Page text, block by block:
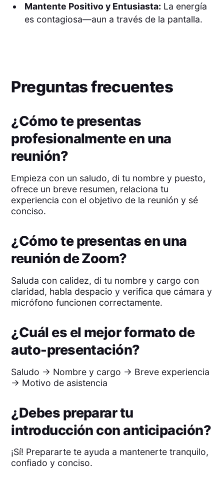
Mantente Positivo y Entusiasta: La energía
es contagiosa—aun a través de la pantalla.
Preguntas frecuentes
¿Cómo te presentas
profesionalmente en una
reunión?
Empieza con un saludo, di tu nombre y puesto,
ofrece un breve resumen, relaciona tu
experiencia con el objetivo de la reunión y sé
conciso.
¿Cómo te presentas en una
reunión de Zoom?
Saluda con calidez, di tu nombre y cargo con
claridad, habla despacio y verifica que cámara y
micrófono funcionen correctamente.
¿Cuál es el mejor formato de
auto-presentación?
Saludo → Nombre y cargo → Breve experiencia
→ Motivo de asistencia
¿Debes preparar tu
introducción con anticipación?
¡Sí! Prepararte te ayuda a mantenerte tranquilo,
confiado y conciso.